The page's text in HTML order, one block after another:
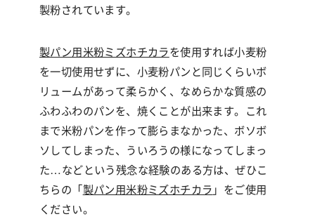
製粉されています。
製パン用米粉ミズホチカラを使用すれば小麦粉
を一切使用せずに、小麦粉パンと同じくらいボ
リュームがあって柔らかく、なめらかな質感の
ふわふわのパンを、焼くことが出来ます。これ
まで米粉パンを作って膨らまなかった、ボソボ
ソしてしまった、ういろうの様になってしまっ
た
などという残念な経験のある方は、ぜひこ
ちらの「 製パン用米粉ミズホチカラ 」をご使用
ください。